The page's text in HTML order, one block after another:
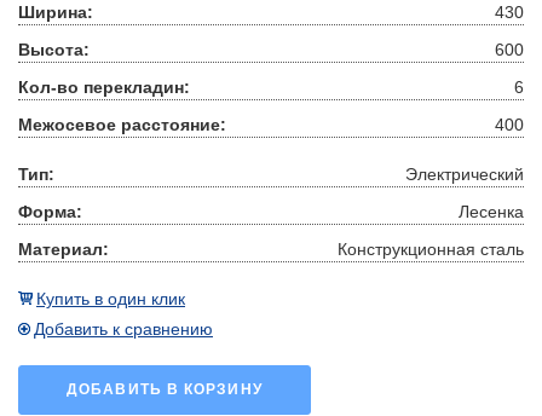
Ширина:
430
Высота:
600
Кол-во перекладин:
6
Межосевое расстояние:
400
Тип:
Электрический
Форма:
Лесенка
Материал:
Конструкционная сталь
Купить в один клик
Добавить к сравнению
ДОБАВИТЬ В КОРЗИНУ